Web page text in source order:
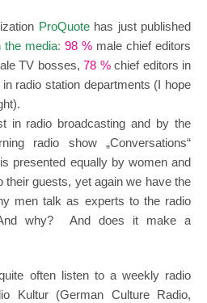
ProQuote has just published
the media: 98 % male chief editors
TV bosses, 78 % chief editors in
radio station departments (I hope
in radio broadcasting and by the
radio show „Conversations“
presented equally by women and
their guests, yet again we have the
men talk as experts to the radio
why? And does it make a
often listen to a weekly radio
Kultur (German Culture Radio,